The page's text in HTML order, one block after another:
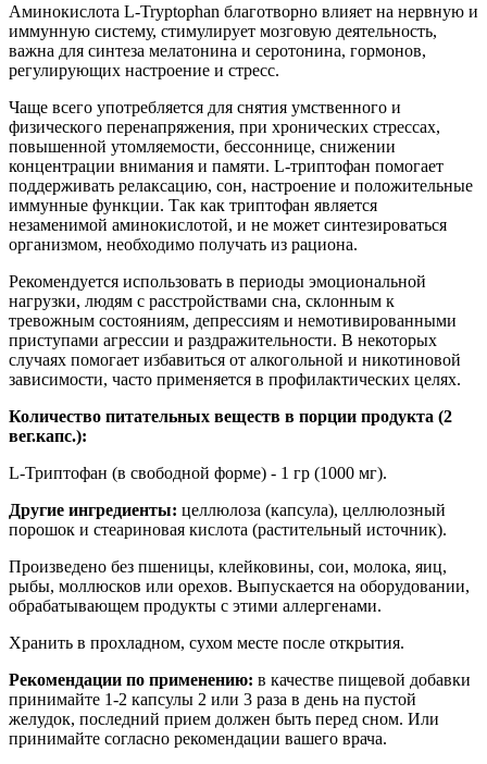
Аминокислота L-Tryptophan благотворно влияет на нервную и
иммунную систему, стимулирует мозговую деятельность,
важна для синтеза мелатонина и серотонина, гормонов,
регулирующих настроение и стресс.
Чаще всего употребляется для снятия умственного и
физического перенапряжения, при хронических стрессах,
повышенной утомляемости, бессоннице, снижении
концентрации внимания и памяти. L-триптофан помогает
поддерживать релаксацию, сон, настроение и положительные
иммунные функции. Так как триптофан является
незаменимой аминокислотой, и не может синтезироваться
организмом, необходимо получать из рациона.
Рекомендуется использовать в периоды эмоциональной
нагрузки, людям с расстройствами сна, склонным к
тревожным состояниям, депрессиям и немотивированными
приступами агрессии и раздражительности. В некоторых
случаях помогает избавиться от алкогольной и никотиновой
зависимости, часто применяется в профилактических целях.
Количество питательных веществ в порции продукта (2
вег.капс.):
L-Триптофан (в свободной форме) - 1 гр (1000 мг).
Другие ингредиенты: целлюлоза (капсула), целлюлозный
порошок и стеариновая кислота (растительный источник).
Произведено без пшеницы, клейковины, сои, молока, яиц,
рыбы, моллюсков или орехов. Выпускается на оборудовании,
обрабатывающем продукты с этими аллергенами.
Хранить в прохладном, сухом месте после открытия.
Рекомендации по применению: в качестве пищевой добавки
принимайте 1-2 капсулы 2 или 3 раза в день на пустой
желудок, последний прием должен быть перед сном. Или
принимайте согласно рекомендации вашего врача.